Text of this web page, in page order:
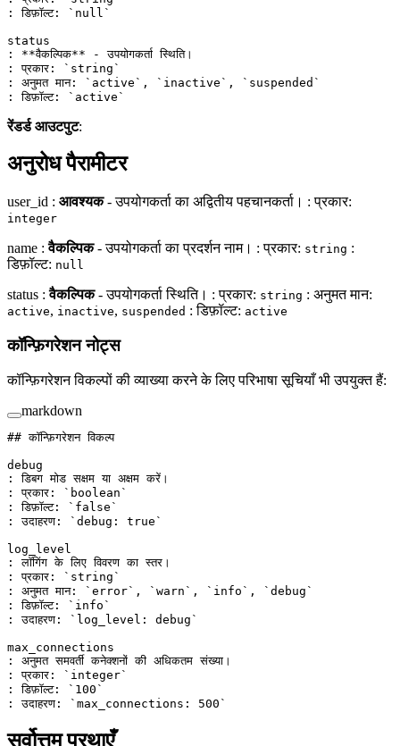
: डिफ़ॉल्ट:
`null`
status
: **वैकल्पिक** - उपयोगकर्ता स्थिति।
: प्रकार:
`string`
: अनुमत मान:
`active` , `inactive` ,
`suspended`
: डिफ़ॉल्ट:
`active`
रेंडर्ड आउटपुट:
अनुरोध पैरामीटर
user_id : आवश्यक- उपयोगकर्ता का अद्वितीय पहचानकर्ता। : प्रकार:
integer
name :वैकल्पिक- उपयोगकर्ता का प्रदर्शन नाम। : प्रकार: string :
डिफ़ॉल्ट: null
status :वैकल्पिक- उपयोगकर्ता स्थिति। : प्रकार: string : अनुमत मान:
active, inactive, suspended : डिफ़ॉल्ट: active
कॉन्फ़िगरेशन नोट्स
कॉन्फ़िगरेशन विकल्पों की व्याख्या करने के लिए परिभाषा सूचियाँ भी उपयुक्त हैं:
markdown
## कॉन्फ़िगरेशन विकल्प
debug
: डिबग मोड सक्षम या अक्षम करें।
: प्रकार:
`boolean`
: डिफ़ॉल्ट:
`false`
: उदाहरण:
`debug: true`
log_level
: लॉगिंग के लिए विवरण का स्तर।
: प्रकार:
`string`
: अनुमत मान:
`error` , `warn` , `info` ,
`debug`
: डिफ़ॉल्ट:
`info`
: उदाहरण:
`log_level: debug`
max_connections
: अनुमत समवर्ती कनेक्शनों की अधिकतम संख्या।
: प्रकार:
`integer`
: डिफ़ॉल्ट:
`100`
: उदाहरण:
`max_connections: 500`
सर्वोत्तम प्रथाएँ